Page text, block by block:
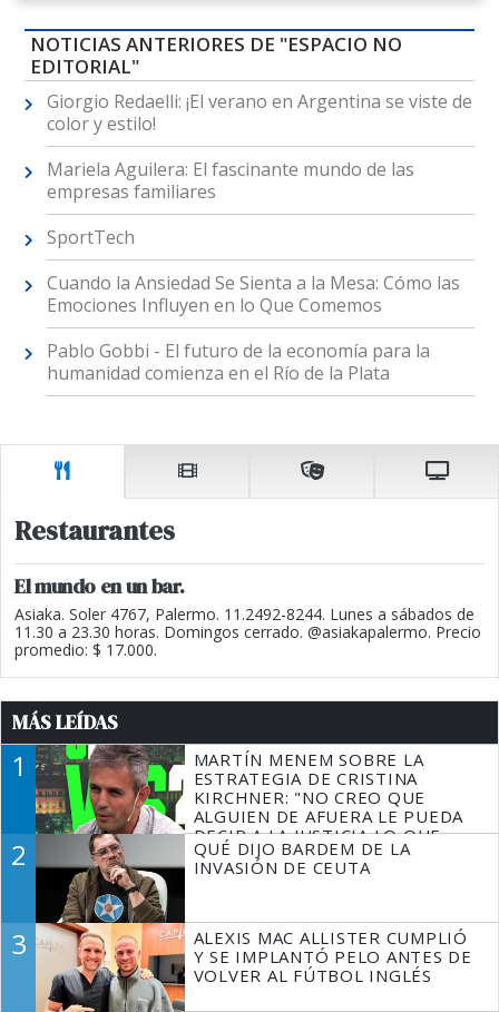
NOTICIAS ANTERIORES DE "ESPACIO NO
EDITORIAL"
Giorgio Redaelli: ¡El verano en Argentina se viste de
color y estilo!
Mariela Aguilera: El fascinante mundo de las
empresas familiares
SportTech
Cuando la Ansiedad Se Sienta a la Mesa: Cómo las
Emociones Influyen en lo Que Comemos
Pablo Gobbi - El futuro de la economía para la
humanidad comienza en el Río de la Plata
Restaurantes
El mundo en un bar.
Asiaka. Soler 4767, Palermo. 11.2492-8244. Lunes a sábados de
11.30 a 23.30 horas. Domingos cerrado. @asiakapalermo. Precio
promedio: $ 17.000.
MÁS LEÍDAS
1
MARTÍN MENEM SOBRE LA
ESTRATEGIA DE CRISTINA
KIRCHNER: "NO CREO QUE
ALGUIEN DE AFUERA LE PUEDA
DECIR A LA JUSTICIA LO QUE
TIENE QUE HACER"
2
QUÉ DIJO BARDEM DE LA
INVASIÓN DE CEUTA
3
ALEXIS MAC ALLISTER CUMPLIÓ
Y SE IMPLANTÓ PELO ANTES DE
VOLVER AL FÚTBOL INGLÉS